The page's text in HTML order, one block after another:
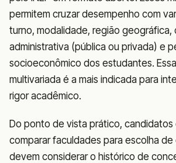
permitem cruzar desempenho com
turno, modalidade, região geográfica,
administrativa (pública ou privada) e
socioeconômico dos estudantes.
multivariada é a mais indicada para
rigor acadêmico.
Do ponto de vista prático, candidatos
comparar faculdades para escolha
devem considerar o histórico de